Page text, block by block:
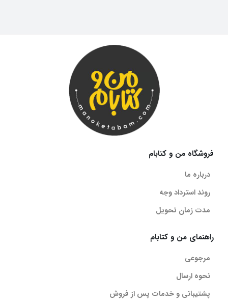
سطح کتاب تست فیزیک دهم تجربی الگو
از اونجایی که این کتاب مخصوص بچه های پایه دهم تجربی تالیف شده و
کمکتون میکنه که سال راحت تری رو پشت سر بزارید برای همینم سطحش رو
در سطح کتاب درسی نگه داشته تا همه ی بچه ها بتونن تهیه اش کنن
تمریناتشو حل کنن و درواقع به مشکلی بر نخورن. پس میشه گفت سطح
تست فیزیک دهم ریاضی الگو.
ویژگی های کتاب فیزیک دهم تجربی الگو
فروشگاه من و کتابام
درباره ما
روند استرداد وجه
مدت زمان تحویل
راهنمای من و کتابام
مرجوعی
نحوه ارسال
پشتیبانی و خدمات پس از فروش